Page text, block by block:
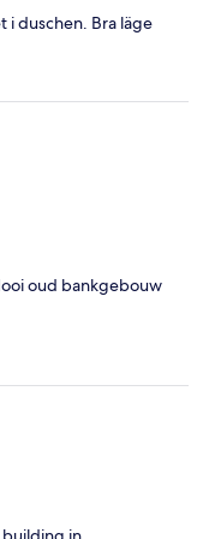
i duschen. Bra läge
oud bankgebouw